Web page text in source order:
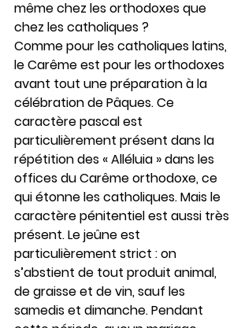
même chez les orthodoxes que
chez les catholiques ?
Comme pour les catholiques latins,
le Carême est pour les orthodoxes
avant tout une préparation à la
célébration de Pâques. Ce
caractère pascal est
particulièrement présent dans la
répétition des « Alléluia » dans les
offices du Carême orthodoxe, ce
qui étonne les catholiques. Mais le
caractère pénitentiel est aussi très
présent. Le jeûne est
particulièrement strict : on
s’abstient de tout produit animal,
de graisse et de vin, sauf les
samedis et dimanche. Pendant